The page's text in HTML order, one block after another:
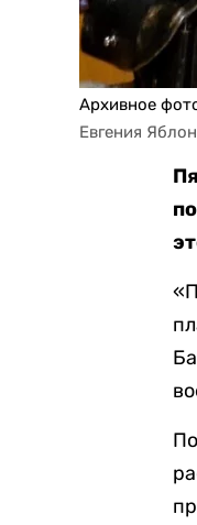
Архивное
Евгения